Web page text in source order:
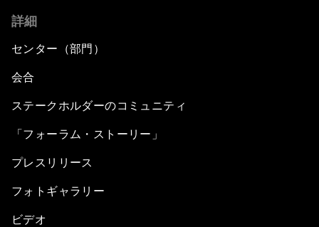
詳細
センター（部門）
会合
ステークホルダーのコミュニティ
「フォーラム・ストーリー」
プレスリリース
フォトギャラリー
ビデオ